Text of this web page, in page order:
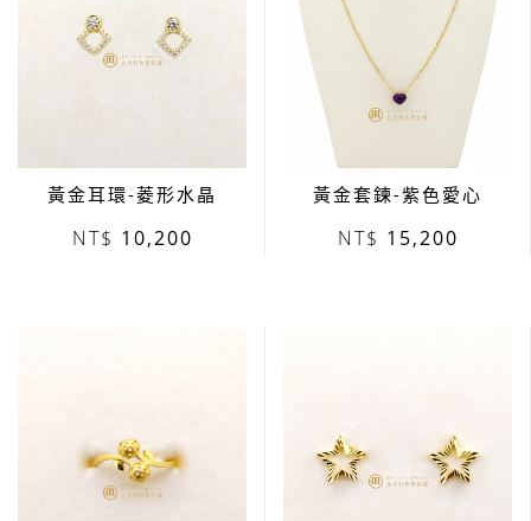
黃金耳環-菱形水晶
10,200
黃金套鍊-紫色愛心
15,200